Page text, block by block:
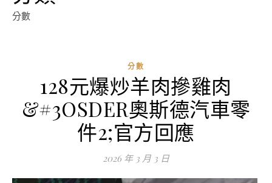
分數
分數
128元爆炒羊肉摻雞肉
&#3OSDER奧斯德汽車零
件2;官方回應
2026 年 3 月 3 日